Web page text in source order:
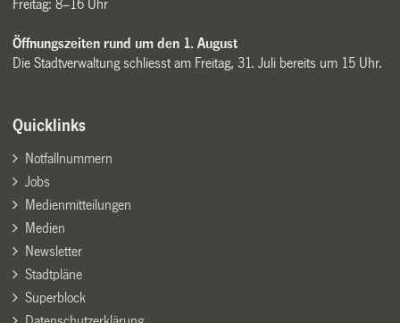
Freitag: 8–16 Uhr
Öffnungszeiten rund um den 1. August
Die Stadtverwaltung schliesst am Freitag, 31. Juli bereits um 15 Uhr.
Quicklinks
Notfallnummern
Jobs
Medienmitteilungen
Medien
Newsletter
Stadtpläne
Superblock